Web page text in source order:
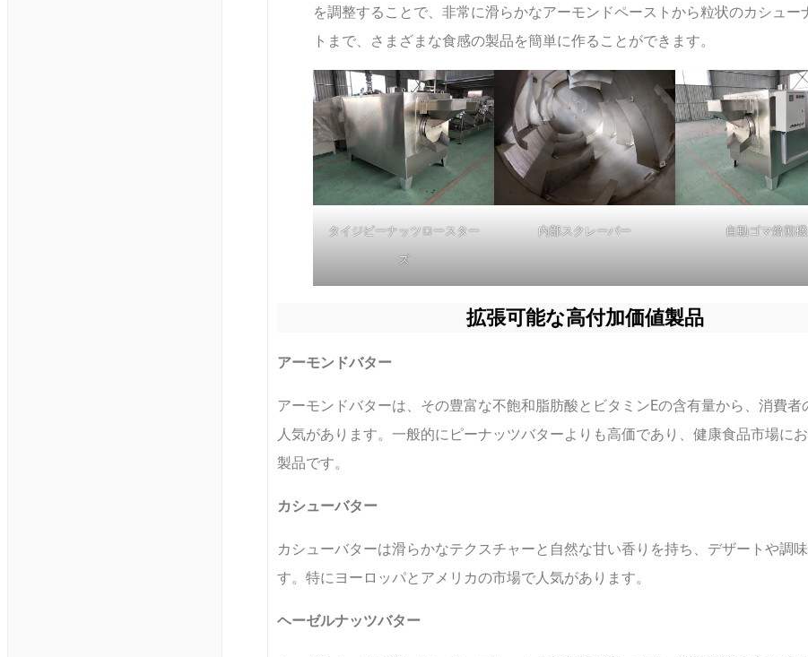
を調整することで、非常に滑らかなアーモンドペーストから粒状のカシュー
トまで、さまざまな食感の製品を簡単に作ることができます。
タイジピーナッツロースター
ズ
内部スクレーパー 自動ゴマ焙煎機
拡張可能な高付加価値製品
アーモンドバター
アーモンドバターは、その豊富な不飽和脂肪酸とビタミンEの含有量から、消費者
人気があります。一般的にピーナッツバターよりも高価であり、健康食品市場に
製品です。
カシューバター
カシューバターは滑らかなテクスチャーと自然な甘い香りを持ち、デザートや調
す。特にヨーロッパとアメリカの市場で人気があります。
ヘーゼルナッツバター